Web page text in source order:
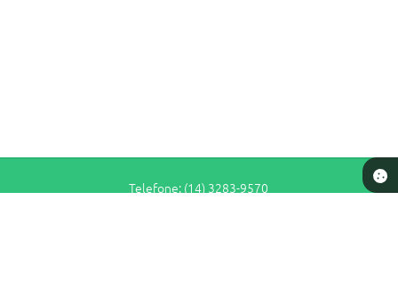
Telefone: (14) 3283-9570